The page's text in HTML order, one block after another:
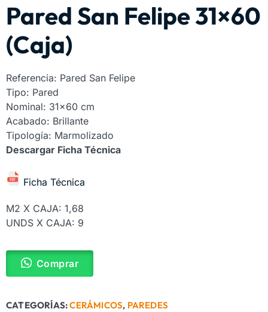
Pared San Felipe 31×60
(Caja)
Referencia: Pared San Felipe
Tipo: Pared
Nominal: 31×60 cm
Acabado: Brillante
Tipología: Marmolizado
Descargar Ficha Técnica
Ficha Técnica
M2 X CAJA: 1,68
UNDS X CAJA: 9
Comprar
CATEGORÍAS:CERÁMICOS, PAREDES